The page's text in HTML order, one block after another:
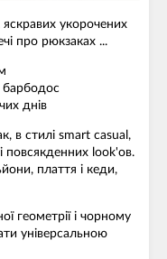
яскравих укорочених
про рюкзаках ...
барбодос
днів
в стилі smart casual,
повсякденних look'ов.
плаття і кеди,
геометрії і чорному
універсальною